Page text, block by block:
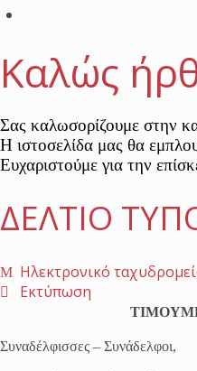
Καλώς
Σας καλωσορίζουμε στην
Η ιστοσελίδα μας θα
Ευχαριστούμε για την
ΔΕΛΤΙΟ
Ηλεκτρονικό
Εκτύπωση
ΤΙΜΟΥΜΕ
Συναδέλφισσες – Συνάδελφοι,